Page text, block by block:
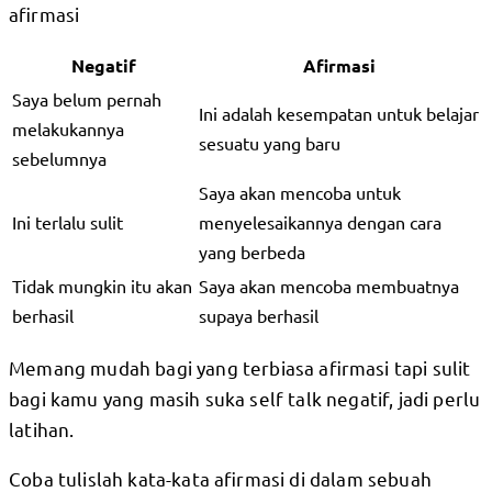
afirmasi
Negatif Afirmasi
Saya belum pernah
melakukannya
sebelumnya
Ini adalah kesempatan untuk belajar
sesuatu yang baru
Ini terlalu sulit
Saya akan mencoba untuk
menyelesaikannya dengan cara
yang berbeda
Tidak mungkin itu akan
berhasil
Saya akan mencoba membuatnya
supaya berhasil
Memang mudah bagi yang terbiasa afirmasi tapi sulit
bagi kamu yang masih suka self talk negatif, jadi perlu
latihan.
Coba tulislah kata-kata afirmasi di dalam sebuah